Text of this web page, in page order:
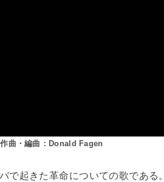
曲・編曲：Donald Fagen
で起きた革命についての歌である。